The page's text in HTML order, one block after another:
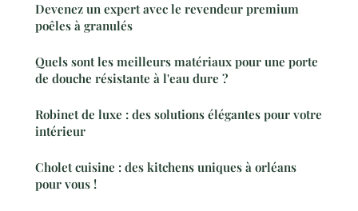
Devenez un expert avec le revendeur premium
poêles à granulés
Quels sont les meilleurs matériaux pour une porte
de douche résistante à l'eau dure ?
Robinet de luxe : des solutions élégantes pour votre
intérieur
Cholet cuisine : des kitchens uniques à orléans
pour vous !